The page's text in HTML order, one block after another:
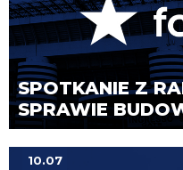
SPOTKANIE Z
SPRAWIE
10.07